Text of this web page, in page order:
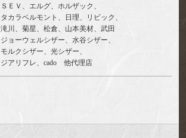
ＳＥＶ、エルグ、ホルザック、
タカラベルモント、日理、リビック、
滝川、菊星、松倉、山本美材、武田
ジョーウェルシザー、水谷シザー、
モルクシザー、光シザー、
ジアリフレ、cado 他代理店